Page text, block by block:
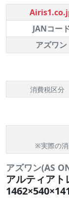
JANコー
アズワン
消費税区分
※実際の消
アズワン(AS
アルティアト